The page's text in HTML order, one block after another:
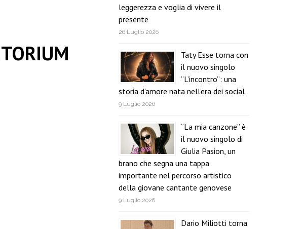
leggerezza e voglia di vivere il
presente
26 Luglio 2026
Taty Esse torna con
il nuovo singolo
“L’incontro”: una
storia d’amore nata nell’era dei social
9 Luglio 2026
“La mia canzone” è
il nuovo singolo di
Giulia Pasion, un
brano che segna una tappa
importante nel percorso artistico
della giovane cantante genovese
9 Luglio 2026
Dario Miliotti torna